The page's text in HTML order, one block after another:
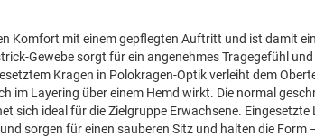
Komfort mit einem gepflegten Auftritt und ist damit
Gewebe sorgt für ein angenehmes Tragegefühl
Kragen in Polokragen-Optik verleiht dem
im Layering über einem Hemd wirkt. Die normal
sich ideal für die Zielgruppe Erwachsene.
sorgen für einen sauberen Sitz und halten die